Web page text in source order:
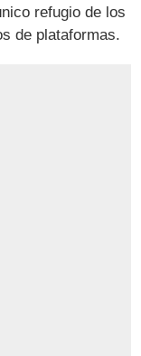
refugio de los
de plataformas.